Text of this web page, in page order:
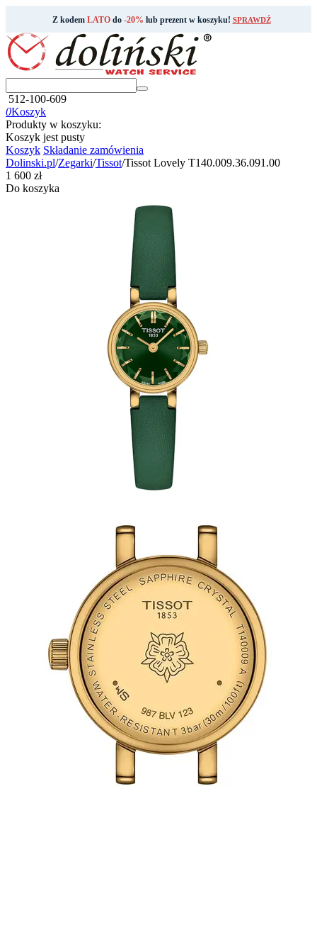
Z kodem LATOdo -20% lub prezent w koszyku! SPRAWDŹ
512-100-609
0Koszyk
Produkty w koszyku:
Koszyk jest pusty
Koszyk Składanie zamówienia
Dolinski.pl/Zegarki/Tissot/Tissot Lovely T140.009.36.091.00
‍1 600‍ zł
Do koszyka